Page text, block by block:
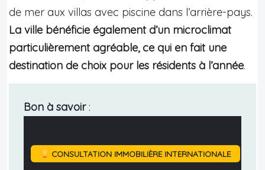
de mer aux villas avec piscine dans l’arrière-pays.
La ville bénéficie également d’un microclimat
particulièrement agréable, ce qui en fait une
destination de choix pour les résidents à l’année.
Bon à savoir:
CONSULTATION IMMOBILIÈRE INTERNATIONALE